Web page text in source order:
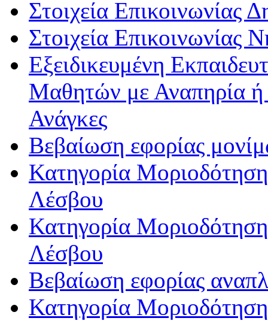
Στοιχεία Επικοινωνίας
Στοιχεία Επικοινωνίας
Εξειδικευμένη
Μαθητών με Αναπηρία ή /
Ανάγκες
Βεβαίωση εφορίας
Κατηγορία
Λέσβου
Κατηγορία
Λέσβου
Βεβαίωση εφορίας
Κατηγορία